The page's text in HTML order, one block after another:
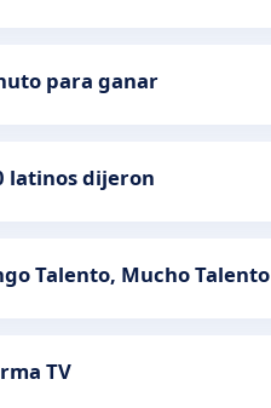
para ganar
latinos dijeron
Talento, Mucho Talento
TV